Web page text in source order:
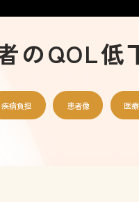
のQOL低
疾病負担 患者像 医